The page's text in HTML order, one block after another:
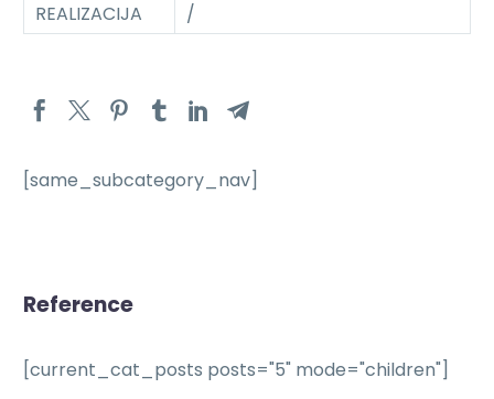
REALIZACIJA
/
[same_subcategory_nav]
Reference
[current_cat_posts posts="5" mode="children"]